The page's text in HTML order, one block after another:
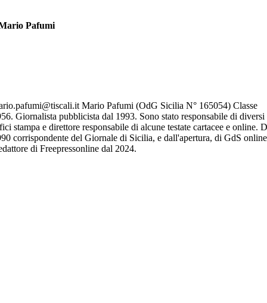
Pafumi
Mario Pafumi (OdG Sicilia N° 165054) Classe
Giornalista pubblicista dal 1993. Sono stato responsabile di diversi
stampa e direttore responsabile di alcune testate cartacee e online.
corrispondente del Giornale di Sicilia, e dall'apertura, di GdS
di Freepressonline dal 2024.